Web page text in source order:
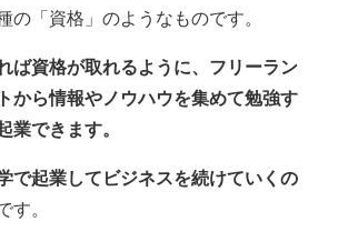
の「資格」のようなものです。
ば資格が取れるように、フリーラン
から情報やノウハウを集めて勉強す
業できます。
で起業してビジネスを続けていくの
す。